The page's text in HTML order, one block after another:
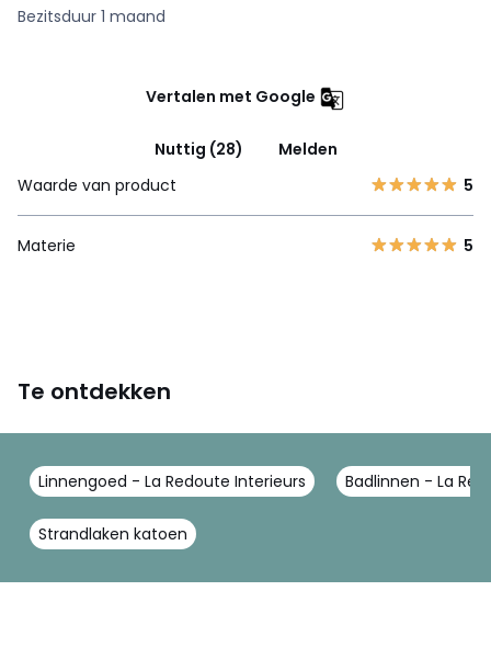
Bezitsduur 1 maand
Vertalen met Google
Nuttig (28)
Melden
Waarde van product
5
Materie 5
Te ontdekken
Linnengoed - La Redoute Interieurs Badlinnen - La
Strandlaken katoen